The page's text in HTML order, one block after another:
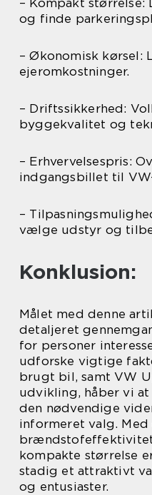
– Kompakt størrelse:
og finde
– Økonomisk kørsel:
ejeromkostninger.
– Driftssikkerhed:
byggekvalitet og
– Erhvervelsespris:
indgangsbillet til
–
vælge udstyr og
Konklusion:
Målet med denne
detaljeret
for personer
udforske vigtige
brugt bil, samt VW
udvikling, håber vi
den nødvendige
informeret valg.
kompakte størrelse
stadig et attraktivt
og entusiaster.